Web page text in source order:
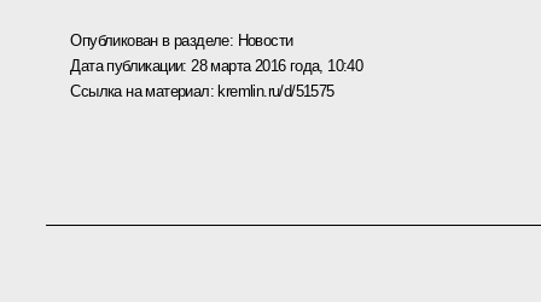
Опубликован в разделе: Новости
Дата публикации: 28 марта 2016 года, 10:40
Ссылка на материал: kremlin.ru/d/51575